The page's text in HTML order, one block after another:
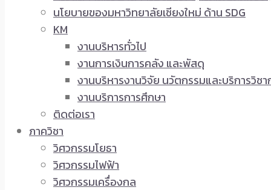
นโยบายของมหาวิทยาลัยเชียงใหม่ ด้าน SDG
KM
งานบริหารทั่วไป
งานการเงินการคลัง และพัสดุ
งานบริหารงานวิจัย นวัตกรรมและบริการวิชา
งานบริการการศึกษา
ติดต่อเรา
ภาควิชา
วิศวกรรมโยธา
วิศวกรรมไฟฟ้า
วิศวกรรมเครื่องกล